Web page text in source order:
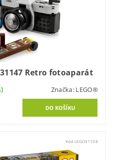
Retro fotoaparát
Značka: LEGO®
Kód:LEGO31108